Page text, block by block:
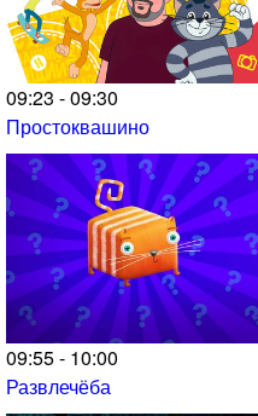
09:23 - 09:30
Простоквашино
09:55 - 10:00
Развлечёба